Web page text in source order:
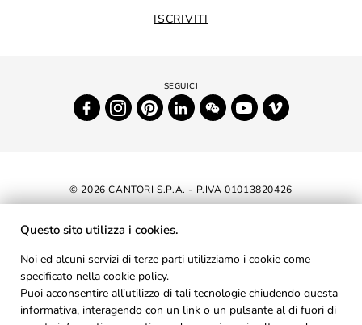
ISCRIVITI
© 2026 CANTORI S.P.A. - P.IVA 01013820426
DICHIARAZIONE DI ACCESSIBILITÀ
AREA RISERVATA
PRIVACY
Questo sito utilizza i cookies.
Noi ed alcuni servizi di terze parti utilizziamo i cookie come
specificato nella cookie policy.
Puoi acconsentire all’utilizzo di tali tecnologie chiudendo questa
informativa, interagendo con un link o un pulsante al di fuori di